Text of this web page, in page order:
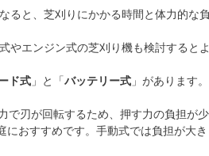
ると、芝刈りにかかる時間と体力的
やエンジン式の芝刈り機も検討するとよ
ド式 」と「バッテリー式 」があります
で刃が回転するため、押す力の負担が
におすすめです。手動式では負担が大